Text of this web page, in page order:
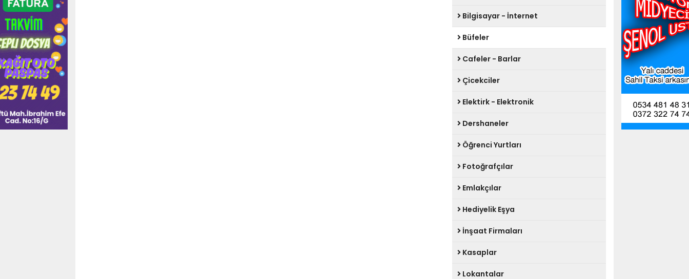
Bilgisayar - İnternet
Büfeler
Cafeler - Barlar
Çicekciler
Elektirk - Elektronik
Dershaneler
Öğrenci Yurtları
Fotoğrafçılar
Emlakçılar
Hediyelik Eşya
İnşaat Firmaları
Kasaplar
Lokantalar